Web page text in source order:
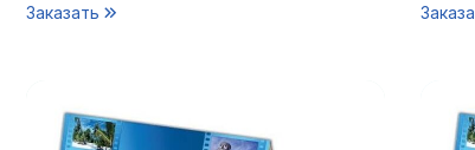
Заказать